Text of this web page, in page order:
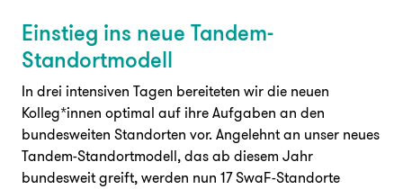
Einstieg ins neue Tandem-
Standortmodell
In drei intensiven Tagen bereiteten wir die neuen
Kolleg*innen optimal auf ihre Aufgaben an den
bundesweiten Standorten vor. Angelehnt an unser neues
Tandem-Standortmodell, das ab diesem Jahr
bundesweit greift, werden nun 17 SwaF-Standorte